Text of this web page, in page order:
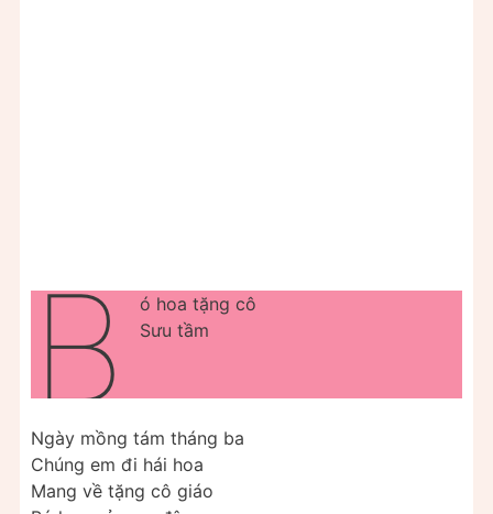
B
ó hoa tặng cô
Sưu tầm
Ngày mồng tám tháng ba
Chúng em đi hái hoa
Mang về tặng cô giáo